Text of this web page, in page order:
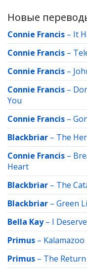
Новые
Connie Francis – It
Connie Francis –
Connie Francis –
Connie Francis –
You
Connie Francis –
Blackbriar – The
Connie Francis –
Heart
Blackbriar – The
Blackbriar – Green
Bella Kay– I
Primus – Kalamazoo
Primus – The